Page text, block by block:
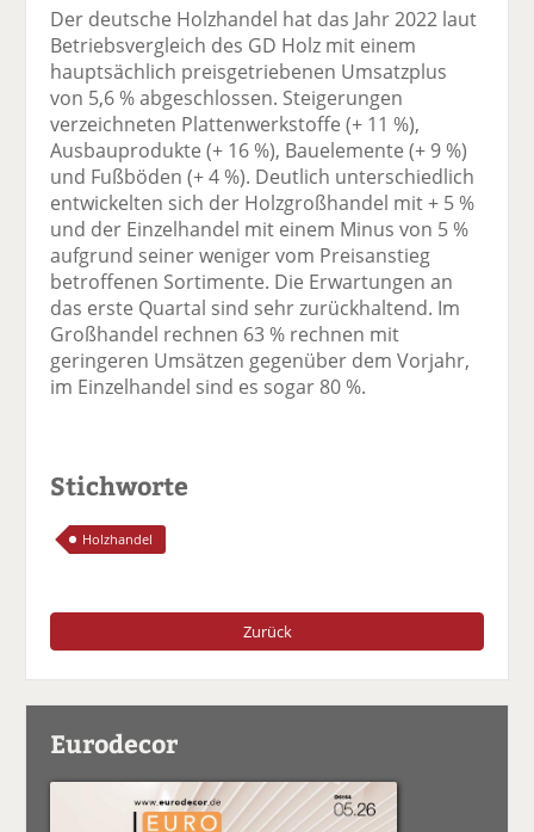
uf
F
ac
e
b
o
o
k
te
il
e
n
wi
tt
er
n
uf
Li
n
e
di
n
te
il
e
n
er
m
v
er
se
n
e
n
ru
Der deutsche Holzhandel hat das Jahr 2022 laut
Betriebsvergleich des GD Holz mit einem
hauptsächlich preisgetriebenen Umsatzplus
von 5,6 % abgeschlossen. Steigerungen
verzeichneten Plattenwerkstoffe (+ 11 %),
Ausbauprodukte (+ 16 %), Bauelemente (+ 9 %)
und Fußböden (+ 4 %). Deutlich unterschiedlich
entwickelten sich der Holzgroßhandel mit + 5 %
und der Einzelhandel mit einem Minus von 5 %
aufgrund seiner weniger vom Preisanstieg
betroffenen Sortimente. Die Erwartungen an
das erste Quartal sind sehr zurückhaltend. Im
Großhandel rechnen 63 % rechnen mit
geringeren Umsätzen gegenüber dem Vorjahr,
im Einzelhandel sind es sogar 80 %.
Stichworte
Holzhandel
Zurück
Eurodecor